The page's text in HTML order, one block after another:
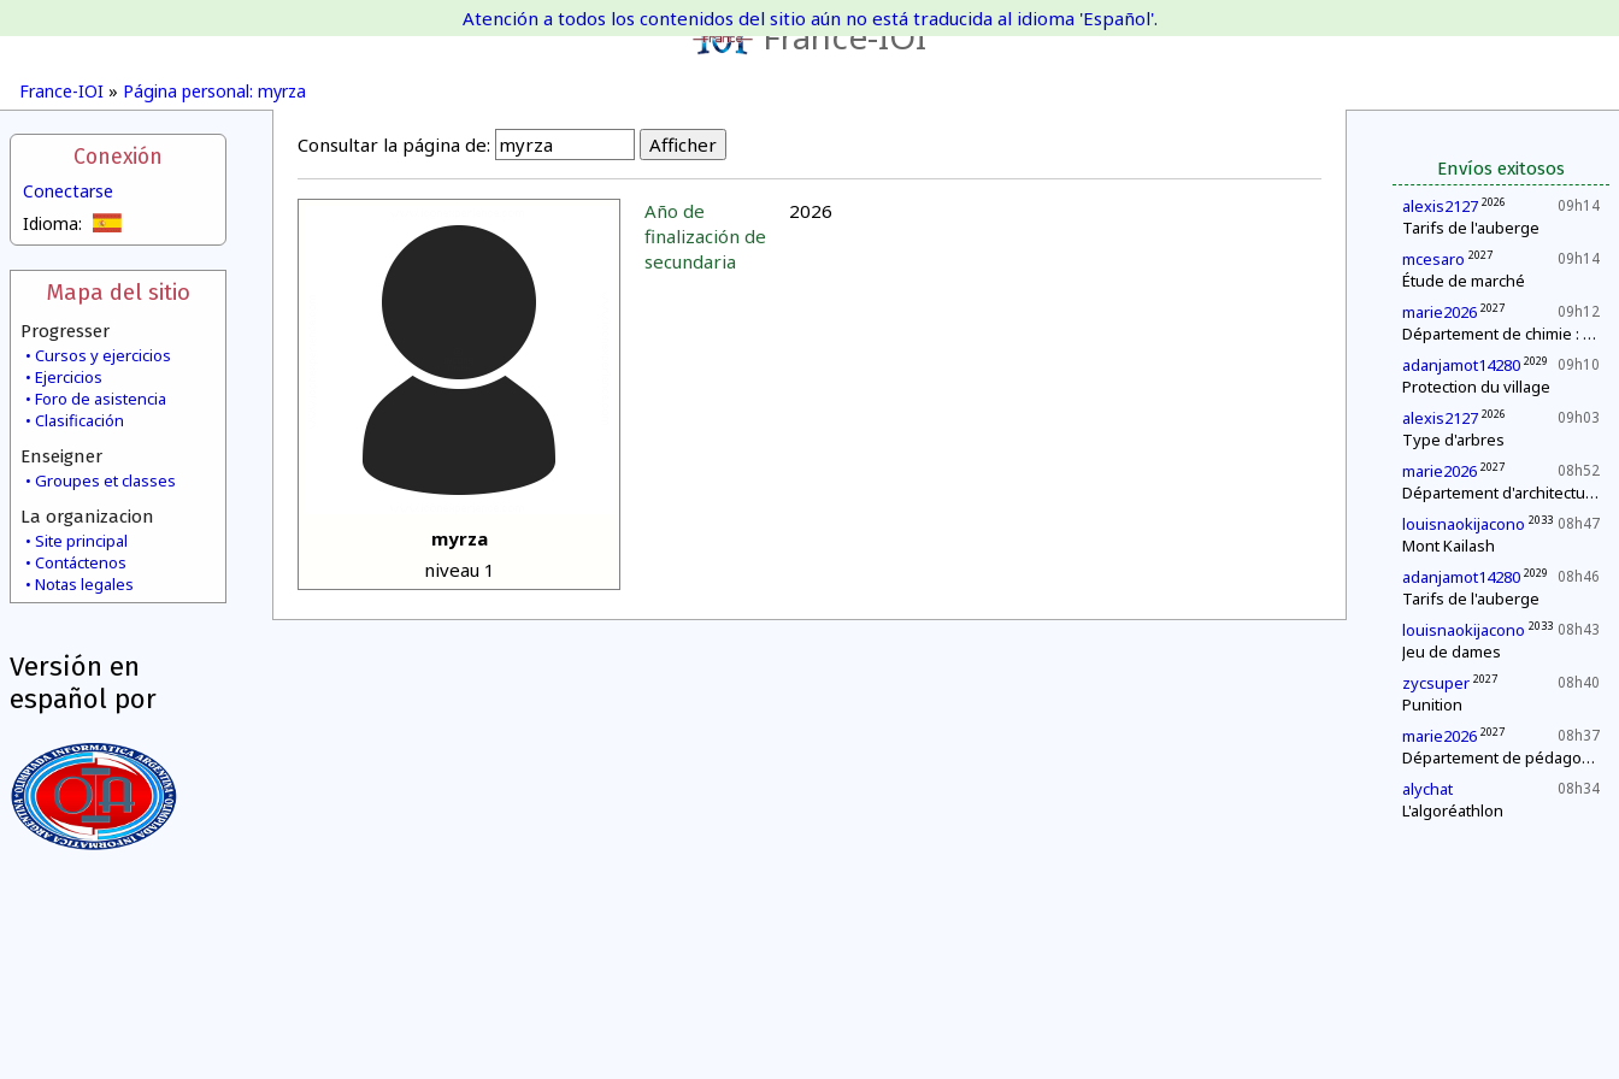
France-IOI
France-IOI » Página personal: myrza
Atención a todos los contenidos del sitio aún no está traducida al idioma 'Español'.
Conexión
Conectarse
Idioma:
Mapa del sitio
Progresser
Cursos y ejercicios
Ejercicios
Foro de asistencia
Clasificación
Enseigner
Groupes et classes
La organizacion
Site principal
Contáctenos
Notas legales
Versión en
español por
Envíos exitosos
09h14
alexis2127 2026
Tarifs de l'auberge
09h14
mcesaro 2027
Étude de marché
09h12
marie2026 2027
Département de chimie : mélange explosif
09h10
adanjamot14280 2029
Protection du village
09h03
alexis2127 2026
Type d'arbres
08h52
marie2026 2027
Département d'architecture : construction d'une pyramide
08h47
louisnaokijacono 2033
Mont Kailash
08h46
adanjamot14280 2029
Tarifs de l'auberge
08h43
louisnaokijacono 2033
Jeu de dames
08h40
zycsuper 2027
Punition
08h37
marie2026 2027
Département de pédagogie : le « c'est plus, c'est moins »
08h34
alychat
L'algoréathlon
Consultar la página de:
myrza
niveau 1
Año de
finalización de
secundaria
2026